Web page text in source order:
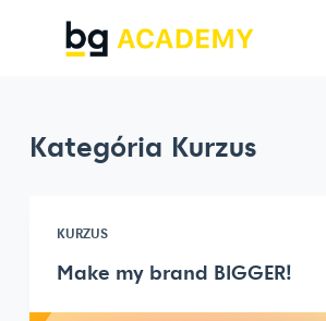
Kategória Kurzus
KURZUS
Make my brand BIGGER!